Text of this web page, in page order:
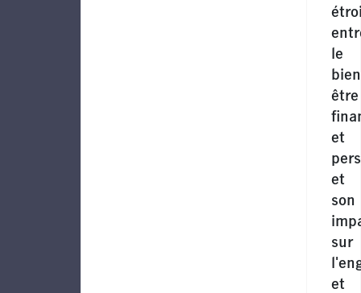
le
être
et
et
son
sur
et